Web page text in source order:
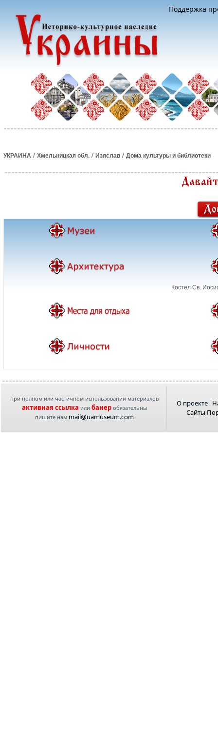
Поддержка
УКРАИНА / Хмельницкая обл. / Изяслав / Дома культуры и библиотеки
Костел Св.
при полном или частичном использовании материалов
активная ссылка или банеробязательны
пишите нам mail@uamuseum.com
О проекте
Сайты